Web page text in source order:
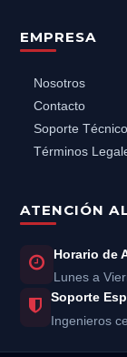
EMPRESA
Nosotros
Contacto
Soporte Técnico
Términos
ATENCIÓN
Horario de
Lunes a
Soporte
Ingenieros